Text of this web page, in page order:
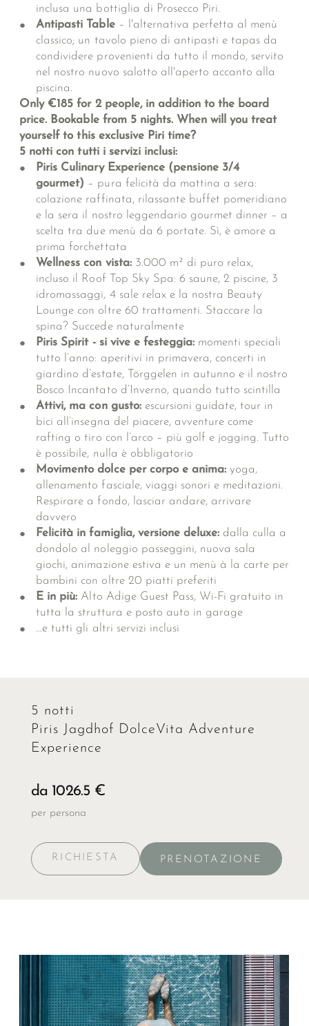
inclusa una bottiglia di Prosecco Piri.
Antipasti Table– l'alternativa perfetta al menù
classico; un tavolo pieno di antipasti e tapas da
condividere provenienti da tutto il mondo, servito
nel nostro nuovo salotto all'aperto accanto alla
piscina.
Only €185 for 2 people, in addition to the board
price. Bookable from 5 nights. When will you treat
yourself to this exclusive Piri time?
5 notti con tutti i servizi inclusi:
Piris Culinary Experience (pensione 3/4
gourmet) – pura felicità da mattina a sera:
colazione raffinata, rilassante buffet pomeridiano
e la sera il nostro leggendario gourmet dinner – a
scelta tra due menù da 6 portate. Sì, è amore a
prima forchettata
Wellness con vista: 3.000 m² di puro relax,
incluso il Roof Top Sky Spa: 6 saune, 2 piscine, 3
idromassaggi, 4 sale relax e la nostra Beauty
Lounge con oltre 60 trattamenti. Staccare la
spina? Succede naturalmente
Piris Spirit - si vive e festeggia: momenti speciali
tutto l’anno: aperitivi in primavera, concerti in
giardino d’estate, Törggelen in autunno e il nostro
Bosco Incantato d’Inverno, quando tutto scintilla
Attivi, ma con gusto: escursioni guidate, tour in
bici all’insegna del piacere, avventure come
rafting o tiro con l’arco – più golf e jogging. Tutto
è possibile, nulla è obbligatorio
Movimento dolce per corpo e anima:yoga,
allenamento fasciale, viaggi sonori e meditazioni.
Respirare a fondo, lasciar andare, arrivare
davvero
Felicità in famiglia, versione deluxe: dalla culla a
dondolo al noleggio passeggini, nuova sala
giochi, animazione estiva e un menù à la carte per
bambini con oltre 20 piatti preferiti
E in più: Alto Adige Guest Pass, Wi-Fi gratuito in
tutta la struttura e posto auto in garage
…e tutti gli altri servizi inclusi
5 notti
Piris Jagdhof DolceVita Adventure
Experience
da 1026.5 €
per persona
RICHIESTA PRENOTAZIONE